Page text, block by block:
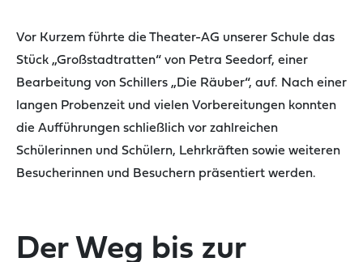
Vor Kurzem führte die Theater-AG unserer Schule das
Stück „Großstadtratten“ von Petra Seedorf, einer
Bearbeitung von Schillers „Die Räuber“, auf. Nach einer
langen Probenzeit und vielen Vorbereitungen konnten
die Aufführungen schließlich vor zahlreichen
Schülerinnen und Schülern, Lehrkräften sowie weiteren
Besucherinnen und Besuchern präsentiert werden.
Der Weg bis zur